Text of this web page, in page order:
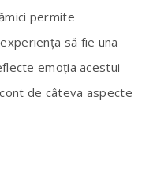
permite
să fie una
emoția acestui
de câteva aspecte